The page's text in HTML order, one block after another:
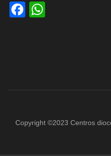
Facebook
Copyright ©2023 Centros